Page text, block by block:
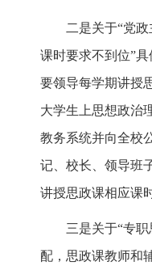
二是关于“党
课时要求不到位”
要领导每学期讲授
大学生上思想政治
教务系统并向全校
记、校长、领导班
讲授思政课相应课
三是关于“专
配，思政课教师和